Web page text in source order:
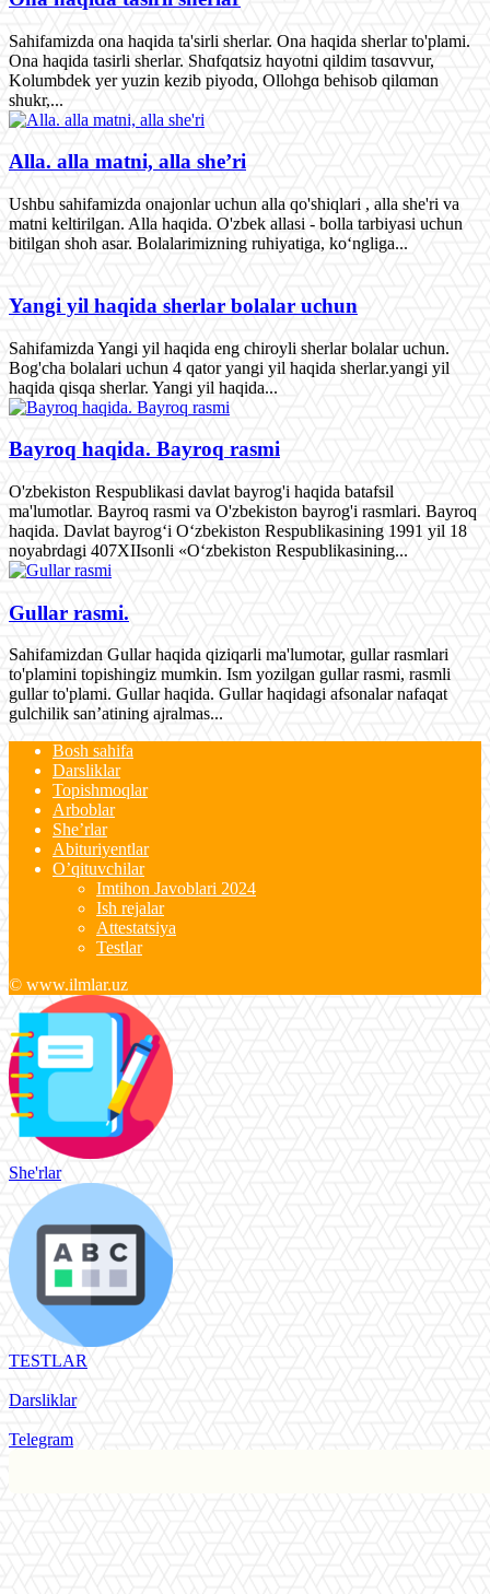
Sahifamizda ona haqida ta'sirli sherlar. Ona haqida sherlar to'plami.
Ona haqida tasirli sherlar. Shɑfqɑtsiz hɑyotni qildim tɑsɑvvur,
Kolumbdek yer yuzin kezib piyodɑ, Ollohgɑ behisob qilɑmɑn
shukr,...
Alla. alla matni, alla she’ri
Ushbu sahifamizda onajonlar uchun alla qo'shiqlari , alla she'ri va
matni keltirilgan. Alla haqida. O'zbek allasi - bolla tarbiyasi uchun
bitilgan shoh asar. Bolalarimizning ruhiyatiga, ko‘ngliga...
Yangi yil haqida sherlar bolalar uchun
Sahifamizda Yangi yil haqida eng chiroyli sherlar bolalar uchun.
Bog'cha bolalari uchun 4 qator yangi yil haqida sherlar.yangi yil
haqida qisqa sherlar. Yangi yil haqida...
Bayroq haqida. Bayroq rasmi
O'zbekiston Respublikasi davlat bayrog'i haqida batafsil
ma'lumotlar. Bayroq rasmi va O'zbekiston bayrog'i rasmlari. Bayroq
haqida. Davlat bayrog‘i O‘zbekiston Respublikasining 1991 yil 18
noyabrdagi 407­XII­sonli «O‘zbekiston Respublikasining...
Gullar rasmi.
Sahifamizdan Gullar haqida qiziqarli ma'lumotar, gullar rasmlari
to'plamini topishingiz mumkin. Ism yozilgan gullar rasmi, rasmli
gullar to'plami. Gullar haqida. Gullar haqidagi afsonalar nafaqat
gulchilik san’atining ajralmas...
Bosh sahifa
Darsliklar
Topishmoqlar
Arboblar
She’rlar
Abituriyentlar
O’qituvchilar
Imtihon Javoblari 2024
Ish rejalar
Attestatsiya
Testlar
© www.ilmlar.uz
She'rlar
TESTLAR
Darsliklar
Telegram